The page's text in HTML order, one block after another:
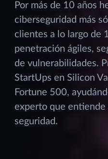
Por más de 10 años
ciberseguridad más
clientes a lo largo de
penetración ágiles,
de vulnerabilidades.
StartUps en Silicon
Fortune 500,
experto que
seguridad.